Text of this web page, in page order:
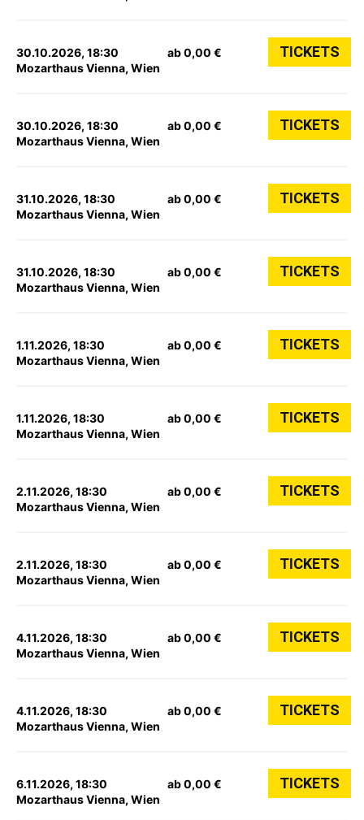
30.10.2026, 18:30
Mozarthaus Vienna, Wien
ab 0,00 € TICKETS
30.10.2026, 18:30
Mozarthaus Vienna, Wien
ab 0,00 € TICKETS
31.10.2026, 18:30
Mozarthaus Vienna, Wien
ab 0,00 € TICKETS
31.10.2026, 18:30
Mozarthaus Vienna, Wien
ab 0,00 € TICKETS
1.11.2026, 18:30
Mozarthaus Vienna, Wien
ab 0,00 € TICKETS
1.11.2026, 18:30
Mozarthaus Vienna, Wien
ab 0,00 € TICKETS
2.11.2026, 18:30
Mozarthaus Vienna, Wien
ab 0,00 € TICKETS
2.11.2026, 18:30
Mozarthaus Vienna, Wien
ab 0,00 € TICKETS
4.11.2026, 18:30
Mozarthaus Vienna, Wien
ab 0,00 € TICKETS
4.11.2026, 18:30
Mozarthaus Vienna, Wien
ab 0,00 € TICKETS
6.11.2026, 18:30
Mozarthaus Vienna, Wien
ab 0,00 € TICKETS